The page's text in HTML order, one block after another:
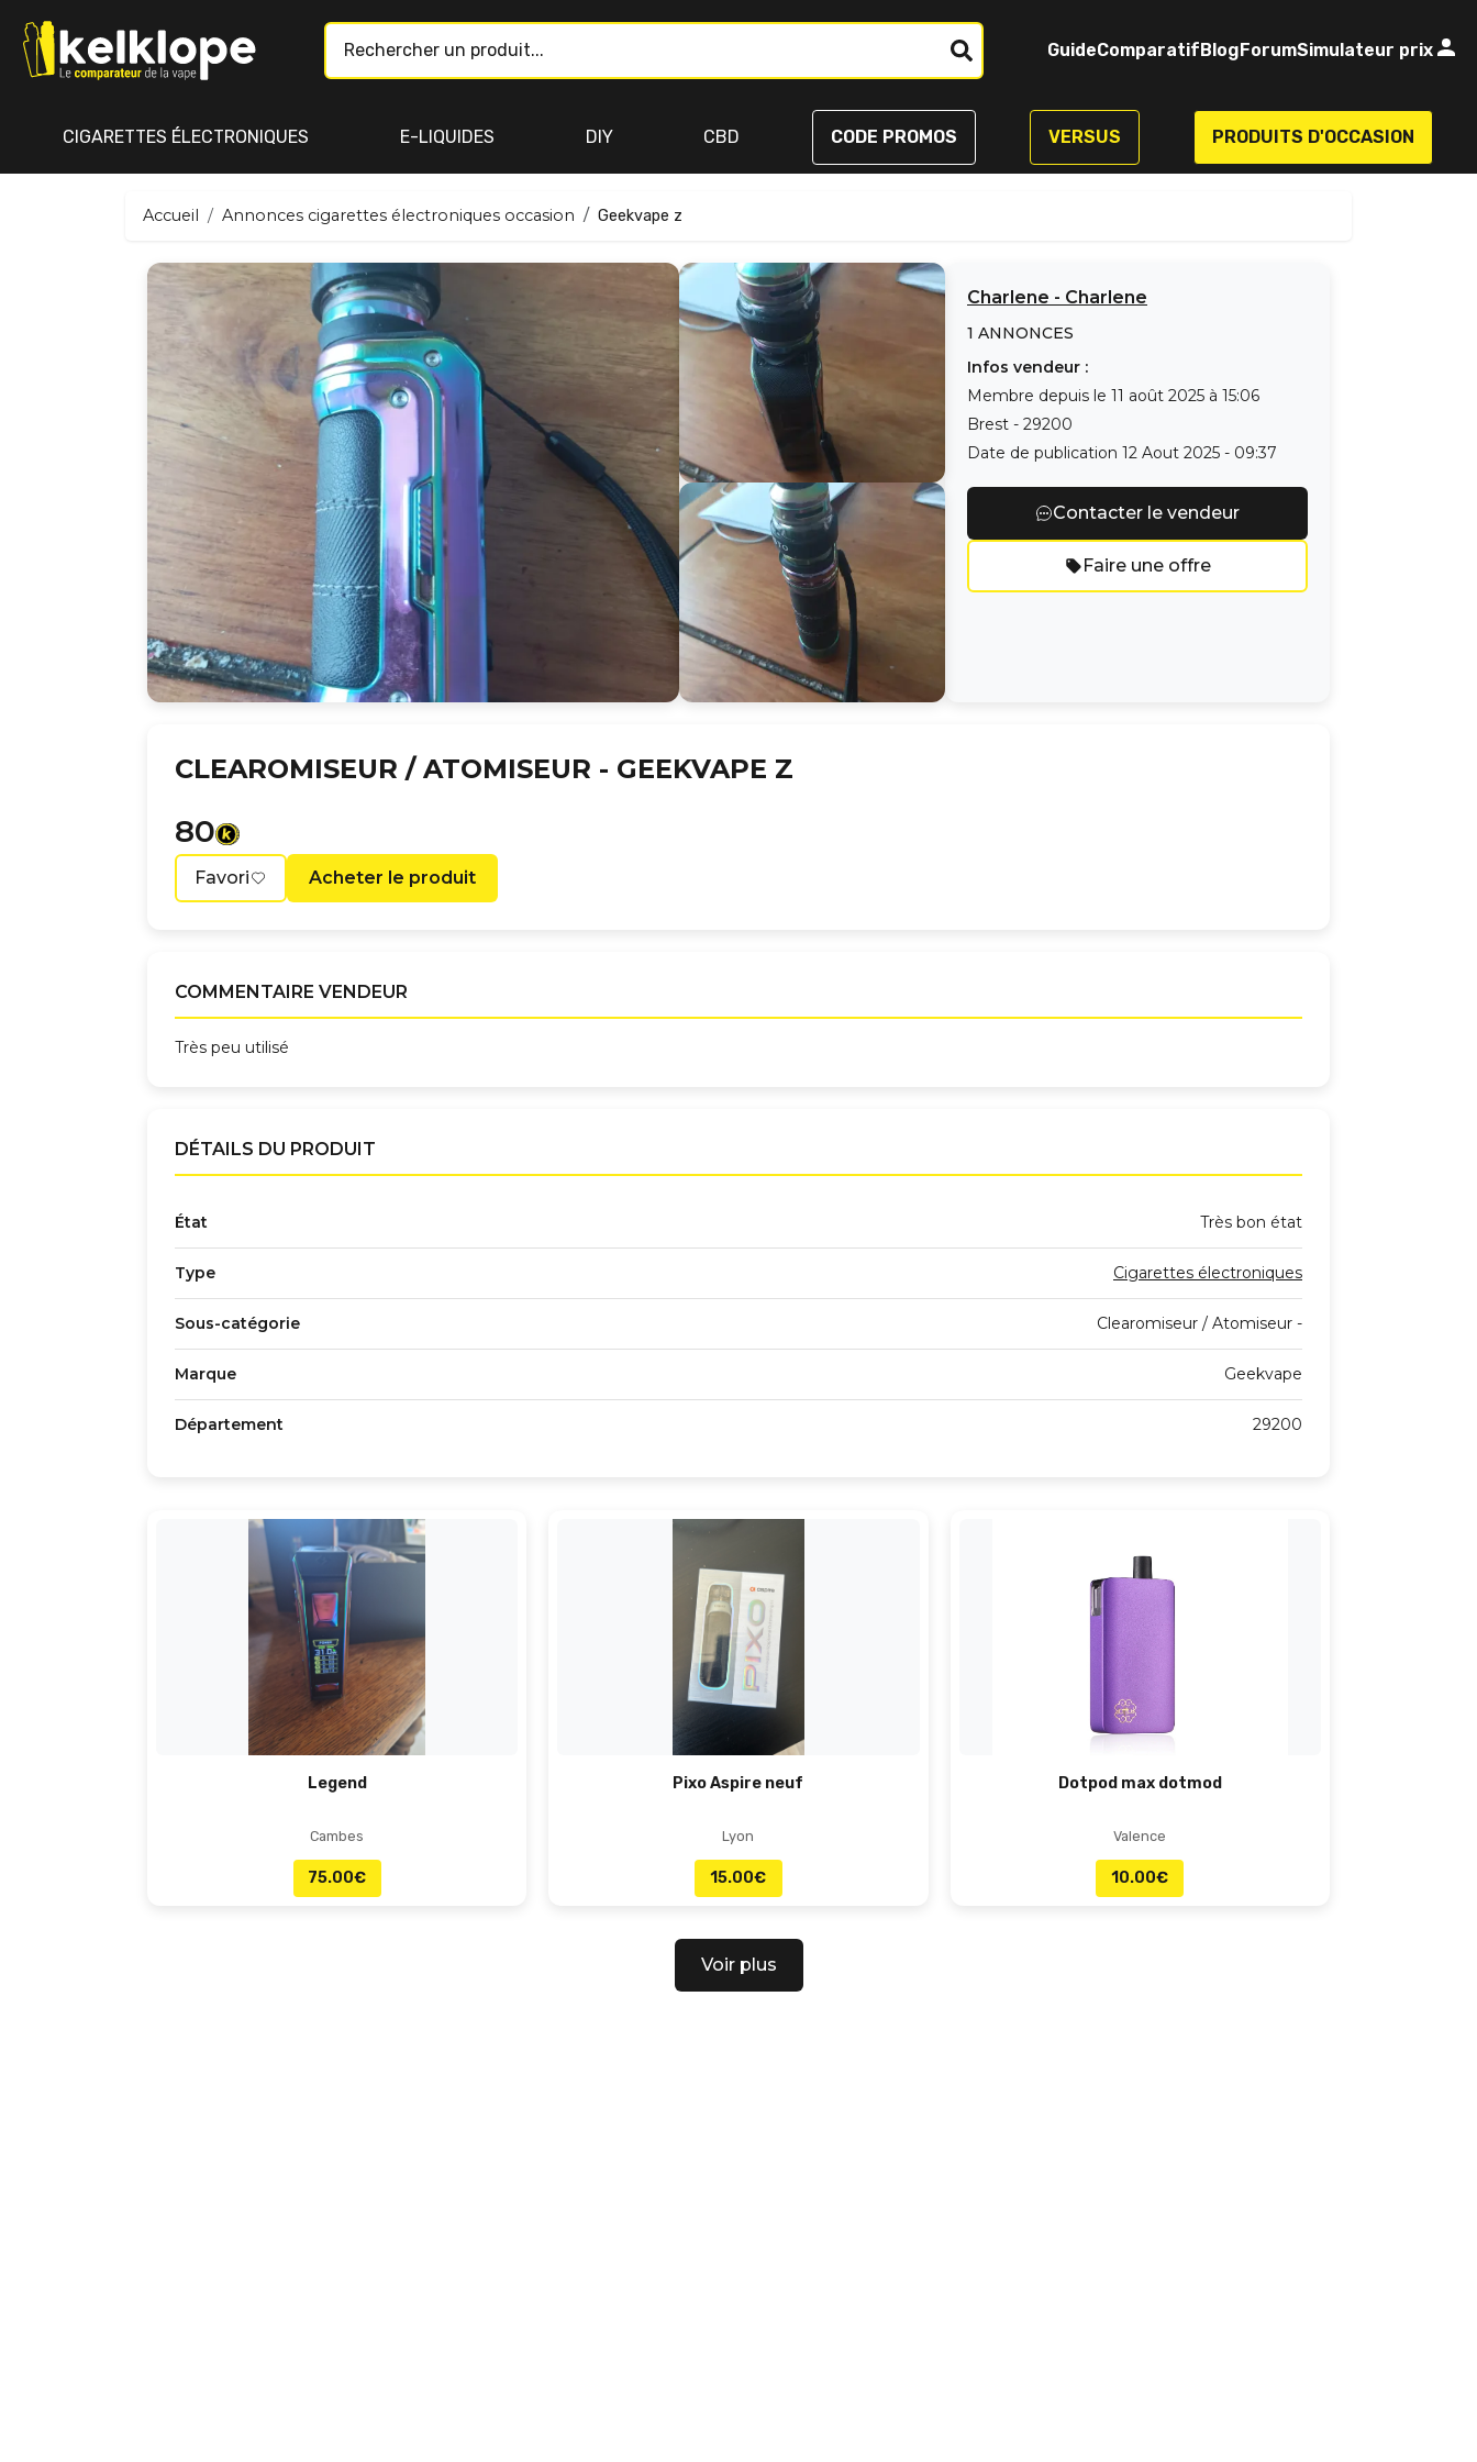
GuideComparatifBlogForumSimulateur prix
CIGARETTES ÉLECTRONIQUES E-LIQUIDES DIY CBD CODE PROMOS VERSUS PRODUITS D'OCCASION
Accueil Annonces cigarettes électroniques occasion Geekvape z
Charlene - Charlene
1 ANNONCES
Infos vendeur :
Membre depuis le 11 août 2025 à 15:06
Brest - 29200
Date de publication 12 Aout 2025 - 09:37
Contacter le vendeur
Faire une offre
CLEAROMISEUR / ATOMISEUR - GEEKVAPE Z
80
Favori Acheter le produit
COMMENTAIRE VENDEUR
Très peu utilisé
DÉTAILS DU PRODUIT
État Très bon état
Type Cigarettes électroniques
Sous-catégorie Clearomiseur / Atomiseur -
Marque Geekvape
Département 29200
Legend
Cambes
75.00€
Pixo Aspire neuf
Lyon
15.00€
Dotpod max dotmod
Valence
10.00€
Voir plus